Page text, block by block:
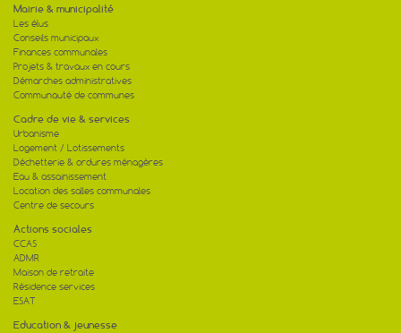
Mairie & municipalité
Les élus
Conseils municipaux
Finances communales
Projets & travaux en cours
Démarches administratives
Communauté de communes
Cadre de vie & services
Urbanisme
Logement / Lotissements
Déchetterie & ordures ménagères
Eau & assainissement
Location des salles communales
Centre de secours
Actions sociales
CCAS
ADMR
Maison de retraite
Résidence services
ESAT
Education & jeunesse